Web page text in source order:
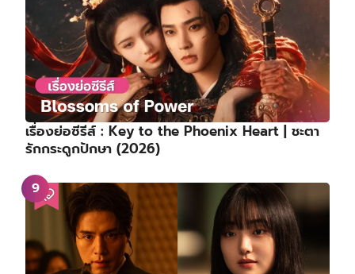
เรื่องย่อซีรีส์ : Key to the Phoenix Heart | ชะตา
รักกระดูกปักษา (2026)